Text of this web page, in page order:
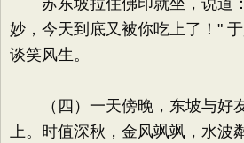
苏东坡拉住佛印就坐，说道
妙，今天到底又被你吃上了！"
谈笑风生。
（四）一天傍晚，东坡与好
上。时值深秋，金风飒飒，水波